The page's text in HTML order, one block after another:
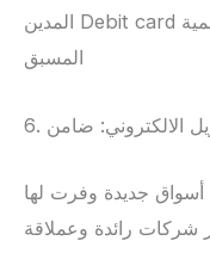
المدين Debit card البنوك الرقمية: paypal بطاقات الدفع
المسبق
الالكتروني: ضامن
أسواق جديدة وفرت لها
شركات رائدة وعملاقة